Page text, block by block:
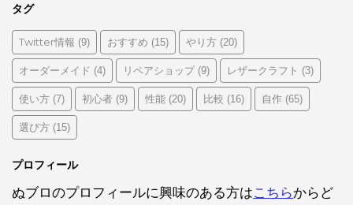
タグ
Twitter情報 (9) おすすめ (15) やり方 (20)
オーダーメイド (4) リペアショップ(9) レザークラフト (3)
使い方 (7) 初心者 (9) 性能 (20) 比較 (16) 自作 (65)
選び方 (15)
プロフィール
ぬブロのプロフィールに興味のある方はこちらからど